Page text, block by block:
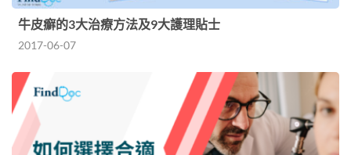
牛皮癬的3大治療方法及9大護理貼士
2017-06-07